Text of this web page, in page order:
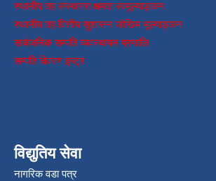
स्थानीय तह संस्थागत क्षमता स्वमूल्याङ्कन
स्थानीय तह वित्तीय सुशासन जोखिम मूल्याङ्कन
सार्वजनिक सम्पति व्यवस्थापन प्रणालि
सम्पति विवरण इन्ट्र
विद्युतिय सेवा
नागरिक वडा पत्र